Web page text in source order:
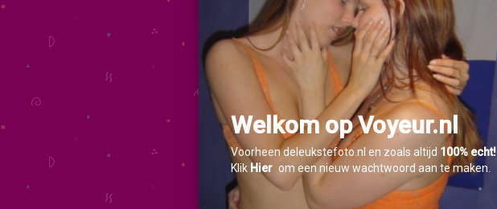
Welkom op Voyeur.nl
Voorheen deleukstefoto.nl en zoals altijd 100% echt!
Klik Hier om een nieuw wachtwoord aan te maken.